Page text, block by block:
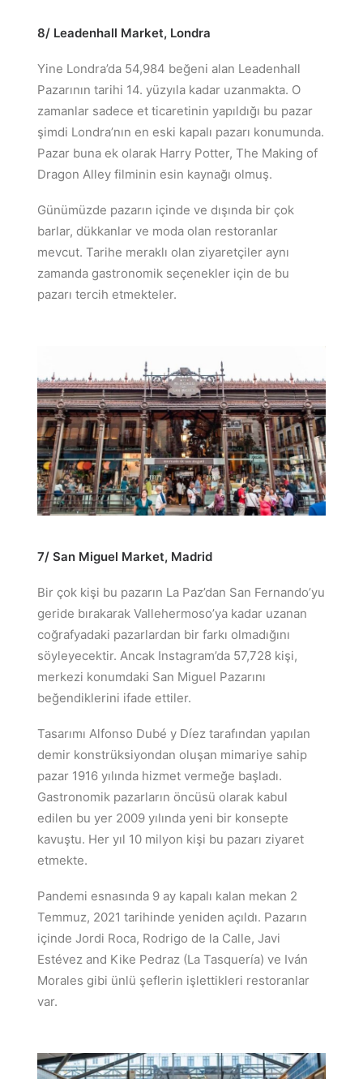
8/ Leadenhall Market, Londra
Yine Londra’da 54,984 beğeni alan Leadenhall
Pazarının tarihi 14. yüzyıla kadar uzanmakta. O
zamanlar sadece et ticaretinin yapıldığı bu pazar
şimdi Londra’nın en eski kapalı pazarı konumunda.
Pazar buna ek olarak Harry Potter, The Making of
Dragon Alley filminin esin kaynağı olmuş.
Günümüzde pazarın içinde ve dışında bir çok
barlar, dükkanlar ve moda olan restoranlar
mevcut. Tarihe meraklı olan ziyaretçiler aynı
zamanda gastronomik seçenekler için de bu
pazarı tercih etmekteler.
7/ San Miguel Market, Madrid
Bir çok kişi bu pazarın La Paz’dan San Fernando’yu
geride bırakarak Vallehermoso’ya kadar uzanan
coğrafyadaki pazarlardan bir farkı olmadığını
söyleyecektir. Ancak Instagram’da 57,728 kişi,
merkezi konumdaki San Miguel Pazarını
beğendiklerini ifade ettiler.
Tasarımı Alfonso Dubé y Díez tarafından yapılan
demir konstrüksiyondan oluşan mimariye sahip
pazar 1916 yılında hizmet vermeğe başladı.
Gastronomik pazarların öncüsü olarak kabul
edilen bu yer 2009 yılında yeni bir konsepte
kavuştu. Her yıl 10 milyon kişi bu pazarı ziyaret
etmekte.
Pandemi esnasında 9 ay kapalı kalan mekan 2
Temmuz, 2021 tarihinde yeniden açıldı. Pazarın
içinde Jordi Roca, Rodrigo de la Calle, Javi
Estévez and Kike Pedraz (La Tasquería) ve Iván
Morales gibi ünlü şeflerin işlettikleri restoranlar
var.